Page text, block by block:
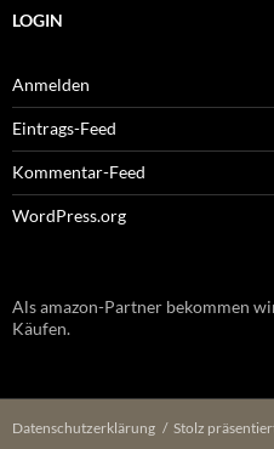
LOGIN
Anmelden
Eintrags-Feed
Kommentar-Feed
WordPress.org
Als amazon-Partner bekommen
Käufen.
Datenschutzerklärung Stolz